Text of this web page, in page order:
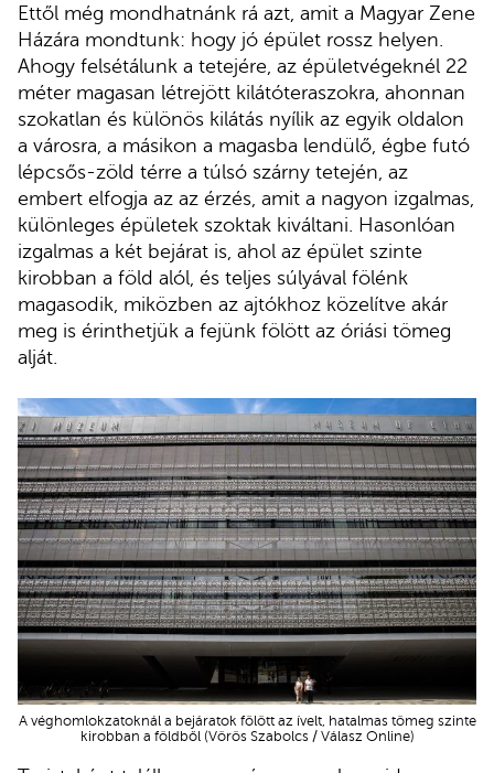
Ettől még mondhatnánk rá azt, amit a Magyar Zene
Házára mondtunk: hogy jó épület rossz helyen.
Ahogy felsétálunk a tetejére, az épületvégeknél 22
méter magasan létrejött kilátóteraszokra, ahonnan
szokatlan és különös kilátás nyílik az egyik oldalon
a városra, a másikon a magasba lendülő, égbe futó
lépcsős-zöld térre a túlsó szárny tetején, az
embert elfogja az az érzés, amit a nagyon izgalmas,
különleges épületek szoktak kiváltani. Hasonlóan
izgalmas a két bejárat is, ahol az épület szinte
kirobban a föld alól, és teljes súlyával fölénk
magasodik, miközben az ajtókhoz közelítve akár
meg is érinthetjük a fejünk fölött az óriási tömeg
alját.
A véghomlokzatoknál a bejáratok fölött az ívelt, hatalmas tömeg szinte
kirobban a földből (Vörös Szabolcs / Válasz Online)